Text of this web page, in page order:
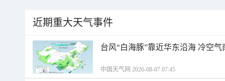
近期重大天气事件
台风“白海豚”靠近华东沿海 冷空
中国天气网 2026-08-07 07:45